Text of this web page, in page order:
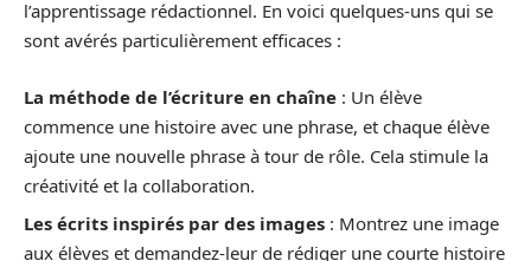
l’apprentissage rédactionnel. En voici quelques-uns qui se
sont avérés particulièrement efficaces :
La méthode de l’écriture en chaîne : Un élève
commence une histoire avec une phrase, et chaque élève
ajoute une nouvelle phrase à tour de rôle. Cela stimule la
créativité et la collaboration.
Les écrits inspirés par des images : Montrez une image
aux élèves et demandez-leur de rédiger une courte histoire